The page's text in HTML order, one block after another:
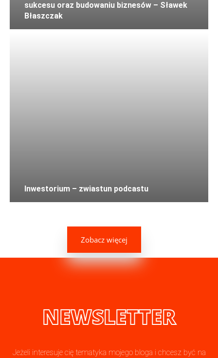
sukcesu oraz budowaniu biznesów – Sławek
Błaszczak
Inwestorium – zwiastun podcastu
Zobacz więcej
NEWSLETTER
Jeżeli interesuje cię tematyka mojego bloga i chcesz być na